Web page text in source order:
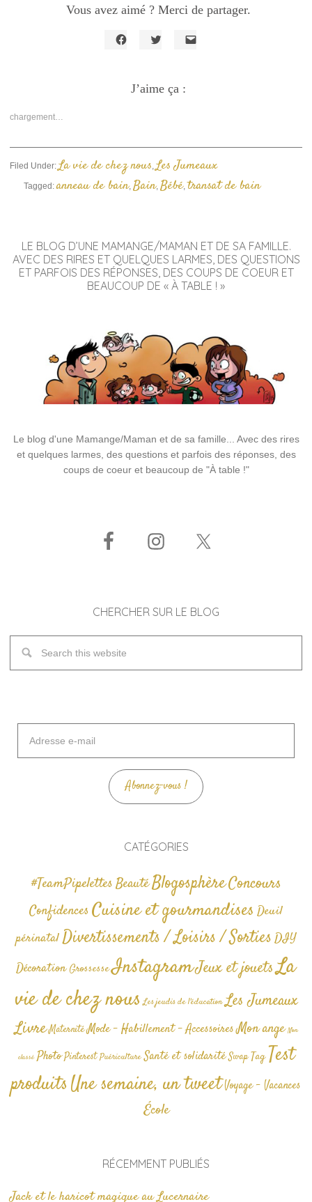
Vous avez aimé ? Merci de partager.
Facebook(ouvre
dans
Twitter(ouvre
dans
dans
nouvelle
fenêtre)
J’aime ça :
chargement…
Filed Under:La vie de chez nous,Les Jumeaux
Tagged:anneau de bain,Bain,Bébé, transat de bain
LE BLOG D’UNE MAMANGE/MAMAN ET DE SA FAMILLE.
AVEC DES RIRES ET QUELQUES LARMES, DES QUESTIONS
ET PARFOIS DES RÉPONSES, DES COUPS DE COEUR ET
BEAUCOUP DE « À TABLE ! »
Le blog d'une Mamange/Maman et de sa famille... Avec des rires
et quelques larmes, des questions et parfois des réponses, des
coups de coeur et beaucoup de "À table !"
CHERCHER SUR LE BLOG
mail
Abonnez-vous !
CATÉGORIES
#TeamPipelettesBeautéBlogosphèreConcours
Confidences Cuisine et gourmandises Deuil
périnatalDivertissements / Loisirs / SortiesDIY
Décoration GrossesseInstagramJeux et jouetsLa
vie de chez nous Les jeudis de l'éducation Les Jumeaux
Livre Maternité Mode - Habillement - AccessoiresMon ange Non
classé Photo Pinterest Puériculture Santé et solidarité Swap TagTest
produitsUne semaine, un tweetVoyage - Vacances
École
RÉCEMMENT PUBLIÉS
Jack et le haricot magique au Lucernaire